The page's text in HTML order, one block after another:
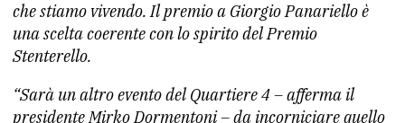
che stiamo vivendo. Il premio a Giorgio Panariello è
una scelta coerente con lo spirito del Premio
Stenterello.
“Sarà un altro evento del Quartiere 4 – afferma il
presidente Mirko Dormentoni – da incorniciare quello